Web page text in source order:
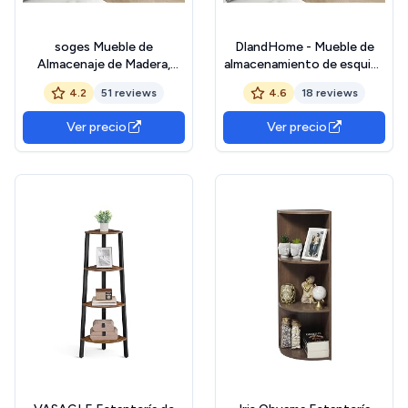
soges Mueble de
Almacenaje de Madera,
Armario Esquinero con
Estante de Almacenaje
para Salón, Comedor,
Dormitorio
4.2 51 reviews
Ver precio
DlandHome - Mueble de
almacenamiento de esquina
de 4 niveles, muebles de
almacenamiento
independientes con
puertas y estantes para
cocina, sala de estar,
4.6 18 reviews
Ver precio